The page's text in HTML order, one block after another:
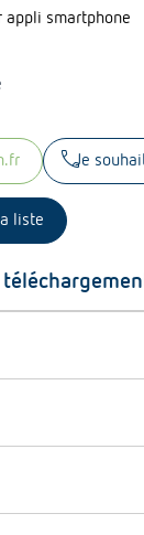
appli smartphone
callJe
liste